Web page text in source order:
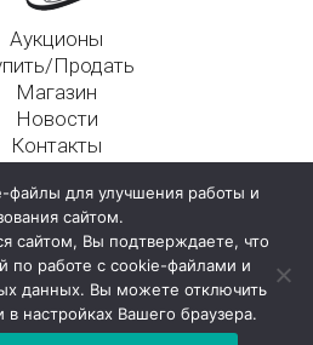
Аукционы
Продать
Магазин
Новости
Контакты
Никитский пер., д. 4а, стр. 1
для улучшения работы и
сайтом.
сайтом, Вы подтверждаете, что
по работе с cookie-файлами и
данных. Вы можете отключить
настройках Вашего браузера.